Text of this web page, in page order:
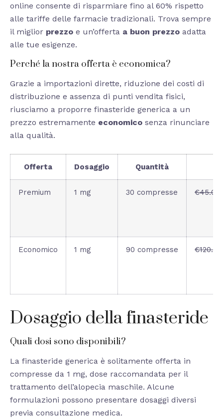
online consente di risparmiare fino al 60% rispetto
alle tariffe delle farmacie tradizionali. Trova sempre
il miglior prezzo e un’offerta a buon prezzo adatta
alle tue esigenze.
Perché la nostra offerta è economica?
Grazie a importazioni dirette, riduzione dei costi di
distribuzione e assenza di punti vendita fisici,
riusciamo a proporre finasteride generica a un
prezzo estremamente economico senza rinunciare
alla qualità.
Offerta Dosaggio Quantità
Premium 1 mg 30 compresse €45.00
Economico 1 mg 90 compresse €120.00
Dosaggio della finasteride
Quali dosi sono disponibili?
La finasteride generica è solitamente offerta in
compresse da 1 mg, dose raccomandata per il
trattamento dell’alopecia maschile. Alcune
formulazioni possono presentare dosaggi diversi
previa consultazione medica.